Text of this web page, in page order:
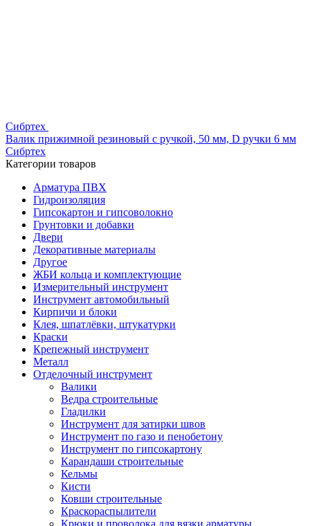
Сибртех
Валик прижимной резиновый с ручкой, 50 мм, D ручки 6 мм
Сибртех
Категории товаров
Арматура ПВХ
Гидроизоляция
Гипсокартон и гипсоволокно
Грунтовки и добавки
Двери
Декоративные материалы
Другое
ЖБИ кольца и комплектующие
Измерительный инструмент
Инструмент автомобильный
Кирпичи и блоки
Клея, шпатлёвки, штукатурки
Краски
Крепежный инструмент
Металл
Отделочный инструмент
Валики
Ведра строительные
Гладилки
Инструмент для затирки швов
Инструмент по газо и пенобетону
Инструмент по гипсокартону
Карандаши строительные
Кельмы
Кисти
Ковши строительные
Краскораспылители
Крюки и проволока для вязки арматуры